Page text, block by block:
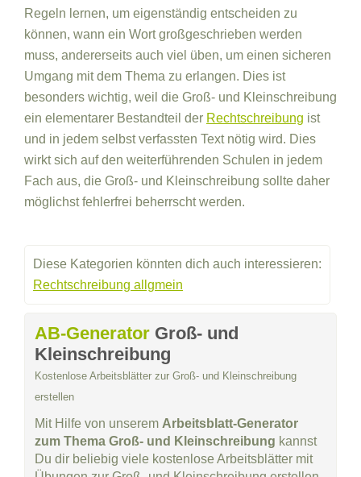
Regeln lernen, um eigenständig entscheiden zu
können, wann ein Wort großgeschrieben werden
muss, andererseits auch viel üben, um einen sicheren
Umgang mit dem Thema zu erlangen. Dies ist
besonders wichtig, weil die Groß- und Kleinschreibung
ein elementarer Bestandteil der Rechtschreibung ist
und in jedem selbst verfassten Text nötig wird. Dies
wirkt sich auf den weiterführenden Schulen in jedem
Fach aus, die Groß- und Kleinschreibung sollte daher
möglichst fehlerfrei beherrscht werden.
Diese Kategorien könnten dich auch interessieren:
Rechtschreibung allgmein
AB-Generator Groß- und
Kleinschreibung
Kostenlose Arbeitsblätter zur Groß- und Kleinschreibung
erstellen
Mit Hilfe von unserem Arbeitsblatt-Generator
zum Thema Groß- und Kleinschreibung kannst
Du dir beliebig viele kostenlose Arbeitsblätter mit